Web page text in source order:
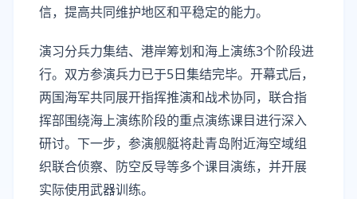
信，提高共同维护地区和平稳定的能力。
演习分兵力集结、港岸筹划和海上演练3个阶段进
行。双方参演兵力已于5日集结完毕。开幕式后，
两国海军共同展开指挥推演和战术协同，联合指
挥部围绕海上演练阶段的重点演练课目进行深入
研讨。下一步，参演舰艇将赴青岛附近海空域组
织联合侦察、防空反导等多个课目演练，并开展
实际使用武器训练。